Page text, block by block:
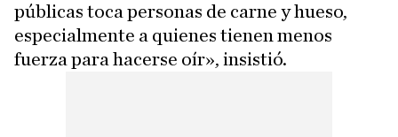
públicas toca personas de carne y hueso,
especialmente a quienes tienen menos
fuerza para hacerse oír», insistió.